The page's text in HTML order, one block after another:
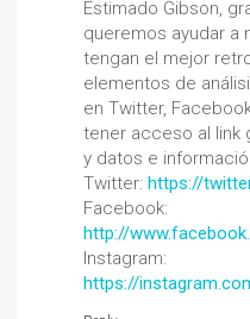
Estimado Gibson,
queremos ayudar a
tengan el mejor
elementos de
en Twitter,
tener acceso al link
y datos e
Twitter: https://
Facebook:
http://
Instagram:
https://